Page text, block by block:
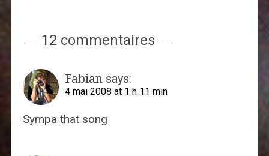
12 commentaires
Fabian says:
4 mai 2008 at 1 h 11 min
Sympa that song